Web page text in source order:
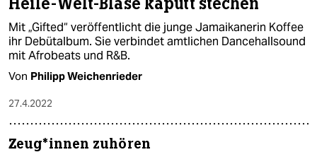
Mit „Gifted“ veröffentlicht die junge Jamaikanerin Koffee
ihr Debütalbum. Sie verbindet amtlichen Dancehallsound
mit Afrobeats und R&B.
Von Philipp Weichenrieder
27.4.2022
Zeu­g*in­nen zuhören